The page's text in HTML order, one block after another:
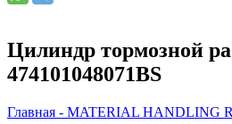
Цилиндр тормозной
474101048071BS
Главная - MATERIAL HANDLING